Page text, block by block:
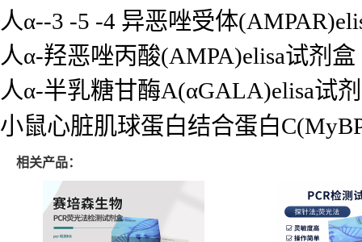
人α--3 -5 -4 异恶唑受体
人α-羟恶唑丙酸(AMPA)elisa试剂盒
人α-半乳糖甘酶A(αGALA)elisa试
小鼠心脏肌球蛋白结合蛋白
相关产品：